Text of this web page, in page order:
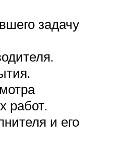
задачу
работ.
и его